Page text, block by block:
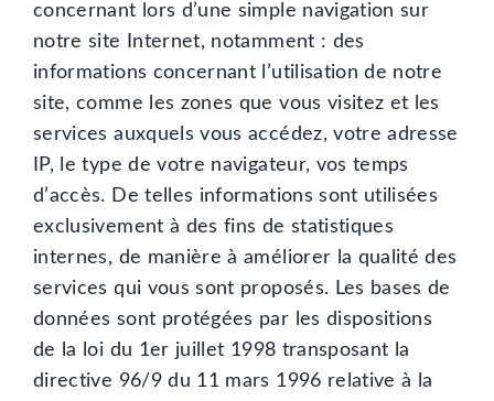
concernant lors d’une simple navigation sur
notre site Internet, notamment : des
informations concernant l’utilisation de notre
site, comme les zones que vous visitez et les
services auxquels vous accédez, votre adresse
IP, le type de votre navigateur, vos temps
d’accès. De telles informations sont utilisées
exclusivement à des fins de statistiques
internes, de manière à améliorer la qualité des
services qui vous sont proposés. Les bases de
données sont protégées par les dispositions
de la loi du 1er juillet 1998 transposant la
directive 96/9 du 11 mars 1996 relative à la